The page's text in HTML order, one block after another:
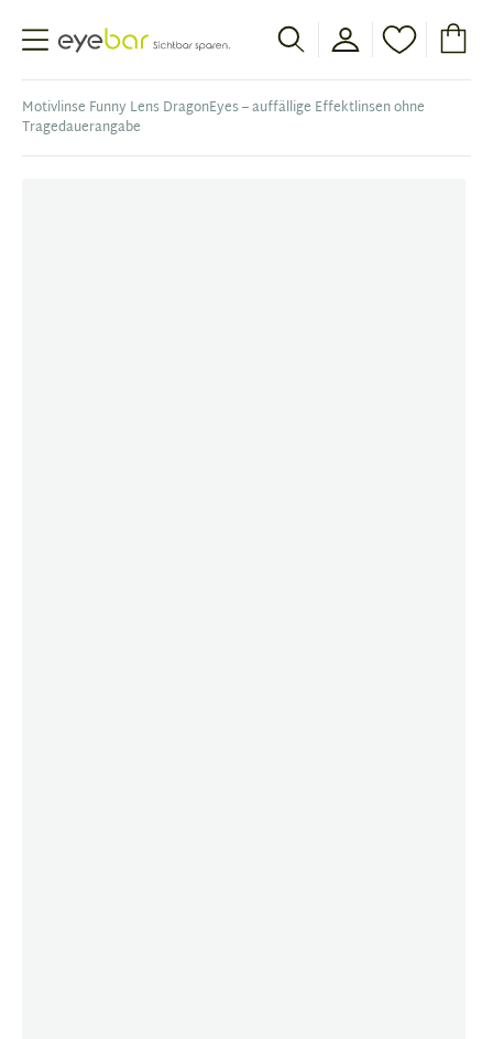
Abele Optic
Motivlinse Funny Lens DragonEyes – auffällige Effektlinsen ohne
Tragedauerangabe